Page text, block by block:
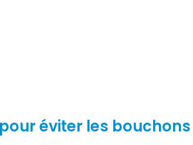
éviter les bouchons